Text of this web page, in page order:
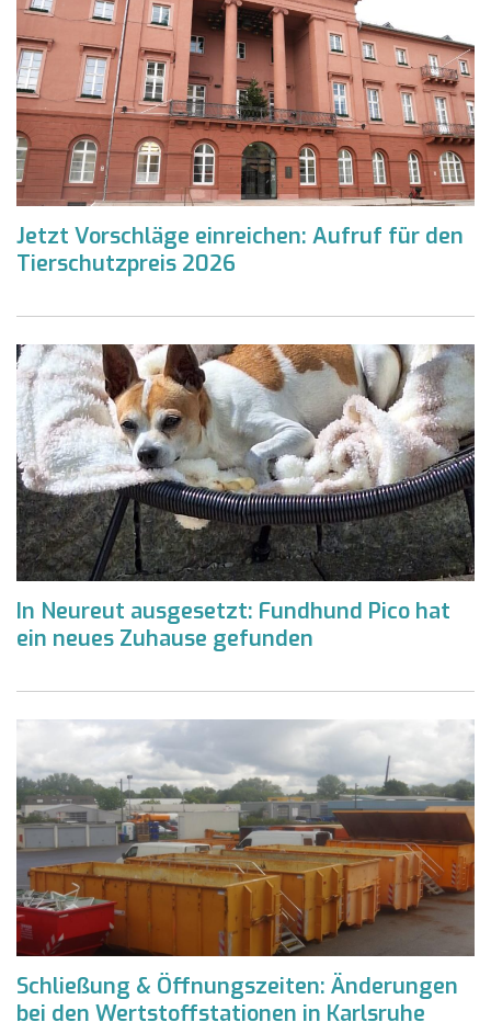
Jetzt Vorschläge einreichen: Aufruf für den
Tierschutzpreis 2026
In Neureut ausgesetzt: Fundhund Pico hat
ein neues Zuhause gefunden
Schließung & Öffnungszeiten: Änderungen
bei den Wertstoffstationen in Karlsruhe